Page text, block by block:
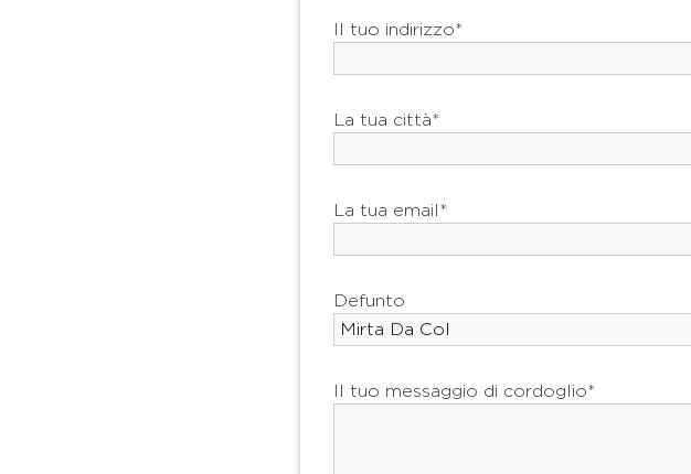
Il tuo indirizzo*
La tua città*
La tua email*
Defunto
Il tuo messaggio di cordoglio*